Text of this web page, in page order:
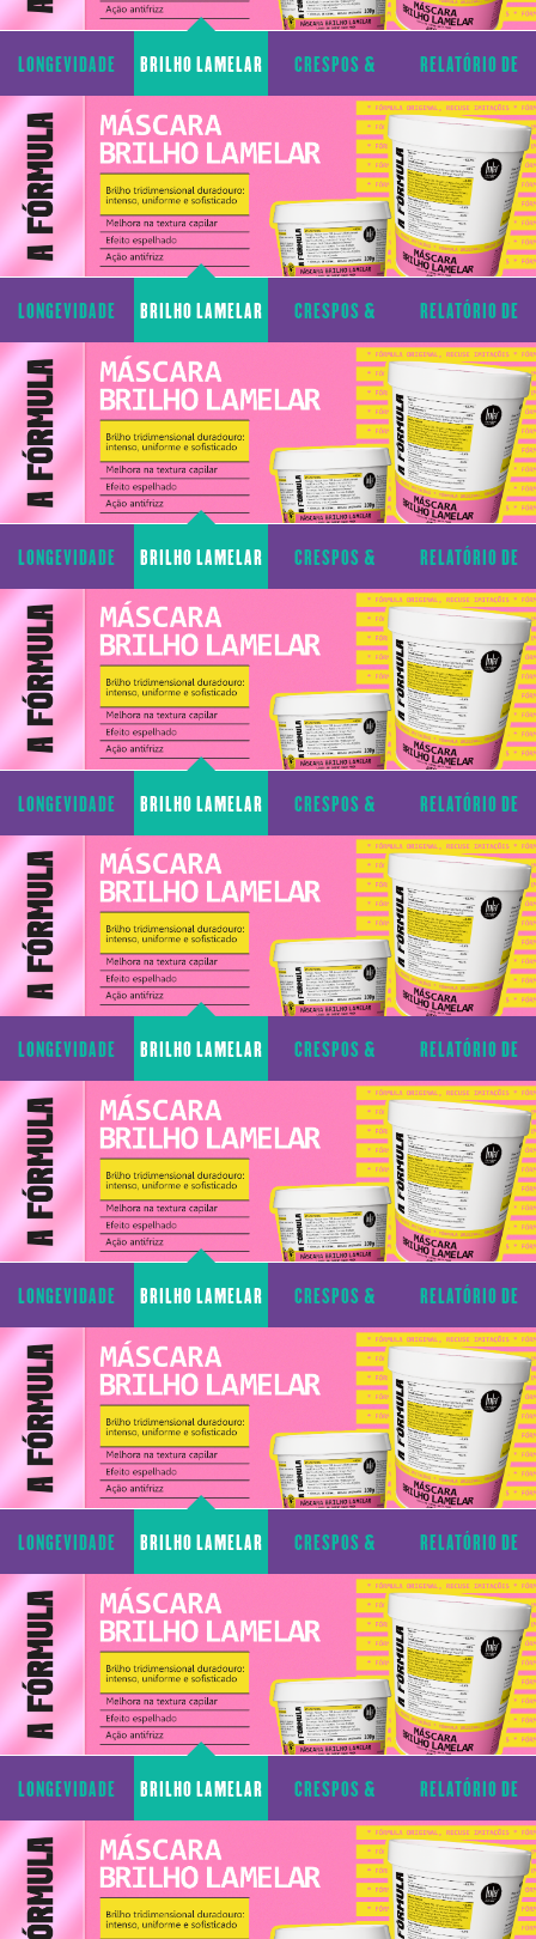
LONGEVIDADE
CAPILAR
BRILHO LAMELAR CRESPOS &
CACHOS
RELATÓRIO DE
TRANSPARÊNCIA
LONGEVIDADE
CAPILAR
BRILHO LAMELAR CRESPOS &
CACHOS
RELATÓRIO DE
TRANSPARÊNCIA
LONGEVIDADE
CAPILAR
BRILHO LAMELAR CRESPOS &
CACHOS
RELATÓRIO DE
TRANSPARÊNCIA
LONGEVIDADE
CAPILAR
BRILHO LAMELAR CRESPOS &
CACHOS
RELATÓRIO DE
TRANSPARÊNCIA
LONGEVIDADE
CAPILAR
BRILHO LAMELAR CRESPOS &
CACHOS
RELATÓRIO DE
TRANSPARÊNCIA
LONGEVIDADE
CAPILAR
BRILHO LAMELAR CRESPOS &
CACHOS
RELATÓRIO DE
TRANSPARÊNCIA
LONGEVIDADE
CAPILAR
BRILHO LAMELAR CRESPOS &
CACHOS
RELATÓRIO DE
TRANSPARÊNCIA
LONGEVIDADE
CAPILAR
BRILHO LAMELAR CRESPOS &
CACHOS
RELATÓRIO DE
TRANSPARÊNCIA